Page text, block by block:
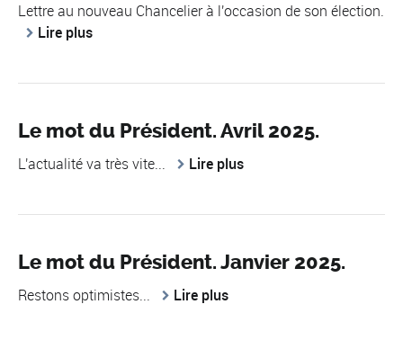
Lettre au nouveau Chancelier à l'occasion de son élection.
Lire plus
Le mot du Président. Avril 2025.
L'actualité va très vite... Lire plus
Le mot du Président. Janvier 2025.
Restons optimistes... Lire plus